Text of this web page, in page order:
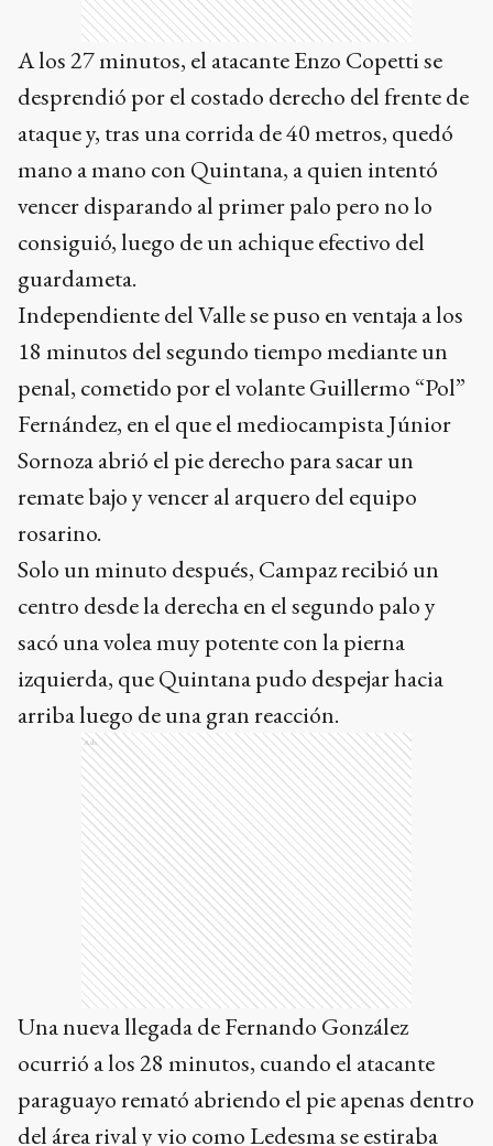
ataque y, tras una corrida de 40 metros, quedó
mano a mano con Quintana, a quien intentó
vencer disparando al primer palo pero no lo
consiguió, luego de un achique efectivo del
guardameta.
Independiente del Valle se puso en ventaja a los
18 minutos del segundo tiempo mediante un
penal, cometido por el volante Guillermo “Pol”
Fernández, en el que el mediocampista Júnior
Sornoza abrió el pie derecho para sacar un
remate bajo y vencer al arquero del equipo
rosarino.
Solo un minuto después, Campaz recibió un
centro desde la derecha en el segundo palo y
sacó una volea muy potente con la pierna
izquierda, que Quintana pudo despejar hacia
arriba luego de una gran reacción.
Una nueva llegada de Fernando González
ocurrió a los 28 minutos, cuando el atacante
paraguayo remató abriendo el pie apenas dentro
del área rival y vio como Ledesma se estiraba
sobre su costado izquierdo y alcanzaba a desviar
su disparo bajo.
En el cuarto minuto de descuento, un tiro libre